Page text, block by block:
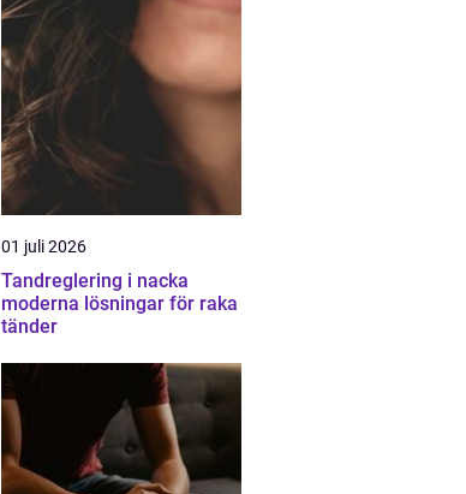
01 juli 2026
Tandreglering i nacka
moderna lösningar för raka
tänder